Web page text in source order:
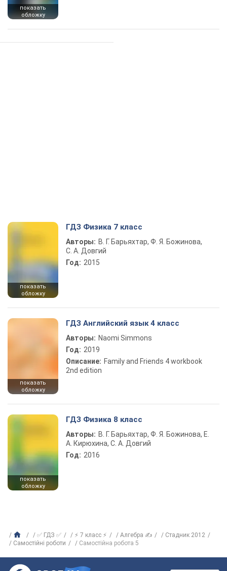
показать
обложку
показать
обложку
ГДЗ Физика 7 класс
Авторы: В. Г. Барьяхтар, Ф. Я. Божинова,
С. А. Довгий
Год: 2015
показать
обложку
ГДЗ Английский язык 4 класс
Авторы: Naomi Simmons
Год: 2019
Описание: Family and Friends 4 workbook
2nd edition
показать
обложку
ГДЗ Физика 8 класс
Авторы: В. Г. Барьяхтар, Ф. Я. Божинова, Е.
А. Кирюхина, С. А. Довгий
Год: 2016
✅ ГДЗ ✅ ⚡ 7 класс ⚡ Алгебра ✍
Стадник 2012
Самостійні роботи
Самостійна робота 5